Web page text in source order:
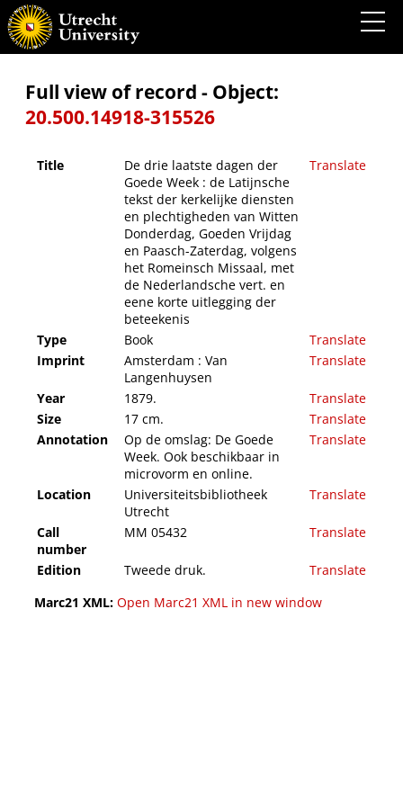
De drie laatste dagen der Goede Week : de Latijnsche tekst der kerkelijke diensten en
plechtigheden van Witten Donderdag, Goeden Vrijdag en Paasch-Zaterdag, volgens het
Romeinsch Missaal, met de Nederlandsche vert. en eene korte uitlegging der
beteekenis
Full view of record - Object:
20.500.14918-315526
Title
De drie laatste dagen der
Goede Week : de Latijnsche
tekst der kerkelijke diensten
en plechtigheden van Witten
Donderdag, Goeden Vrijdag
en Paasch-Zaterdag, volgens
het Romeinsch Missaal, met
de Nederlandsche vert. en
eene korte uitlegging der
beteekenis
Translate
Type Book
Translate
Imprint
Amsterdam : Van
Langenhuysen
Translate
Year 1879.
Translate
Size
17 cm.
Translate
Annotation
Op de omslag: De Goede
Week. Ook beschikbaar in
microvorm en online.
Translate
Location
Universiteitsbibliotheek
Utrecht
Translate
Call
number
MM 05432 Translate
Edition Tweede druk.
Translate
Marc21 XML: Open Marc21 XML in new window